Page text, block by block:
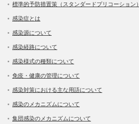
標準的予防措置策（スタンダードプリコーション）
感染症とは
感染源について
感染経路について
感染様式の種類について
免疫・健康の管理について
感染対策における主な用語について
感染のメカニズムについて
集団感染のメカニズムについて